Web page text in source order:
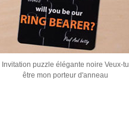
Invitation puzzle élégante noire Veux-tu
être mon porteur d'anneau